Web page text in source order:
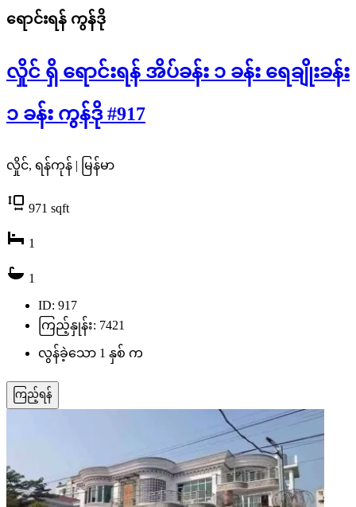
ရောင်းရန် ကွန်ဒို
လှိုင် ရှိ ရောင်းရန် အိပ်ခန်း ၁ ခန်း ရေချိုးခန်း
၁ ခန်း ကွန်ဒို #917
လှိုင်, ရန်ကုန် | မြန်မာ
971 sqft
1
1
ID: 917
ကြည့်နှုန်း: 7421
လွန်ခဲ့သော 1 နှစ် က
ကြည့်ရန်